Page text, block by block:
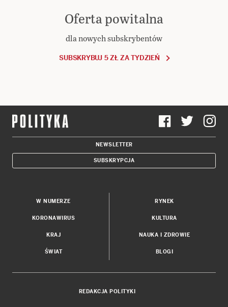
Oferta powitalna
dla nowych subskrybentów
SUBSKRYBUJ 5 ZŁ ZA TYDZIEŃ
NEWSLETTER
SUBSKRYPCJA
W NUMERZE
KORONAWIRUS
KRAJ
ŚWIAT
RYNEK
KULTURA
NAUKA I ZDROWIE
BLOGI
REDAKCJA POLITYKI